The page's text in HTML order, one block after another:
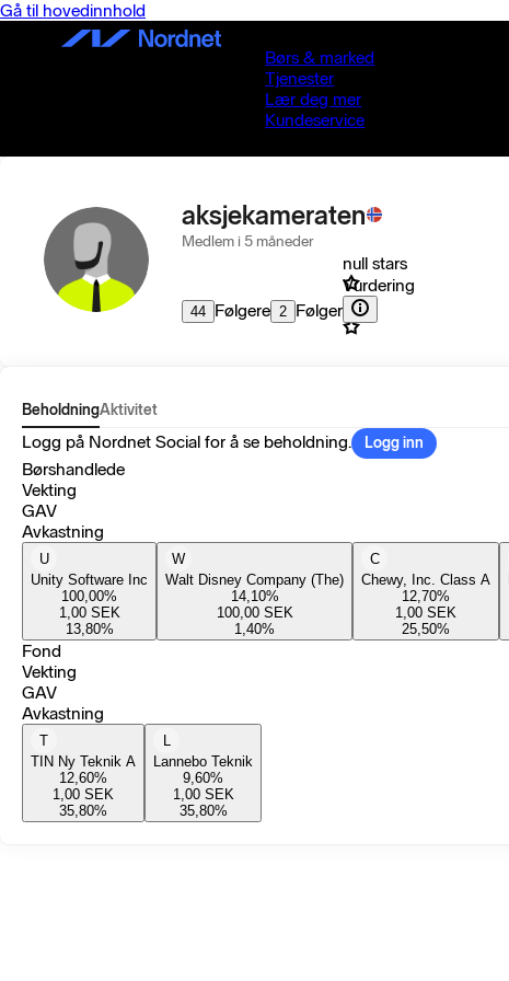
Gå til hovedinnhold
Børs & marked
Tjenester
Lær deg mer
Kundeservice
aksjekameraten
Medlem i 5 måneder
44 Følgere 2 Følger
null stars
Vurdering
BeholdningAktivitet
Logg på Nordnet Social for å se beholdning. Logg inn
Børshandlede
Vekting
GAV
Avkastning
U
Unity Software Inc
100,00%
1,00 SEK
13,80%
W
Walt Disney Company (The)
14,10%
100,00 SEK
1,40%
C
Chewy, Inc. Class A
12,70%
1,00 SEK
25,50%
Fond
Vekting
GAV
Avkastning
T
TIN Ny Teknik A
12,60%
1,00 SEK
35,80%
L
Lannebo Teknik
9,60%
1,00 SEK
35,80%